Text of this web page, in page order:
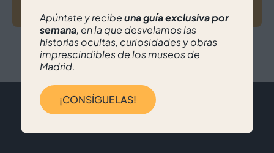
Apúntate y recibeuna guía exclusiva por
semana, en la que desvelamos las
historias ocultas, curiosidades y obras
imprescindibles de los museos de
Madrid.
¡CONSÍGUELAS!